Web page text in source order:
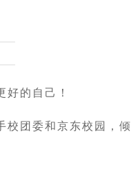
的自己！
校团委和京东校园，倾